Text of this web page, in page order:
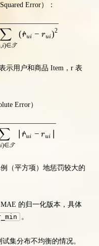
Error）：
,i)∈T
∑ (r
^ui − rui)2
示用户和商品 Item，r 表
Error）
i)∈T
r
^ui − rui
（平方项）地惩罚较大的
的归一化版本，具体
。
集分布不均衡的情况。